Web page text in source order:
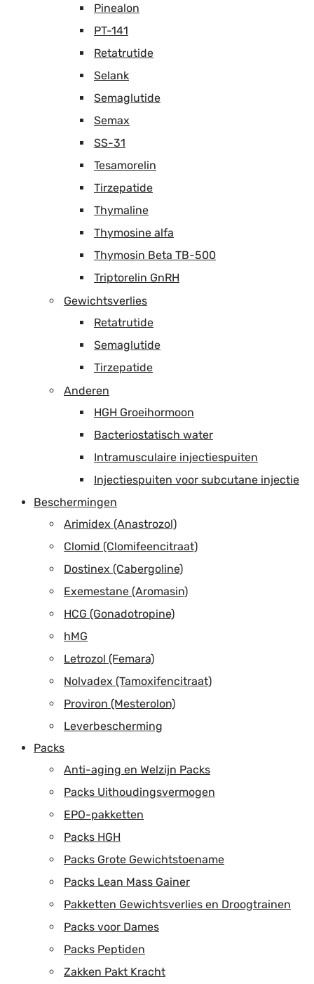
Pinealon
PT-141
Retatrutide
Selank
Semaglutide
Semax
SS-31
Tesamorelin
Tirzepatide
Thymaline
Thymosine alfa
Thymosin Beta TB-500
Triptorelin GnRH
Gewichtsverlies
Retatrutide
Semaglutide
Tirzepatide
Anderen
HGH Groeihormoon
Bacteriostatisch water
Intramusculaire injectiespuiten
Injectiespuiten voor subcutane injectie
Beschermingen
Arimidex (Anastrozol)
Clomid (Clomifeencitraat)
Dostinex (Cabergoline)
Exemestane (Aromasin)
HCG (Gonadotropine)
hMG
Letrozol (Femara)
Nolvadex (Tamoxifencitraat)
Proviron (Mesterolon)
Leverbescherming
Packs
Anti-aging en Welzijn Packs
Packs Uithoudingsvermogen
EPO-pakketten
Packs HGH
Packs Grote Gewichtstoename
Packs Lean Mass Gainer
Pakketten Gewichtsverlies en Droogtrainen
Packs voor Dames
Packs Peptiden
Zakken Pakt Kracht